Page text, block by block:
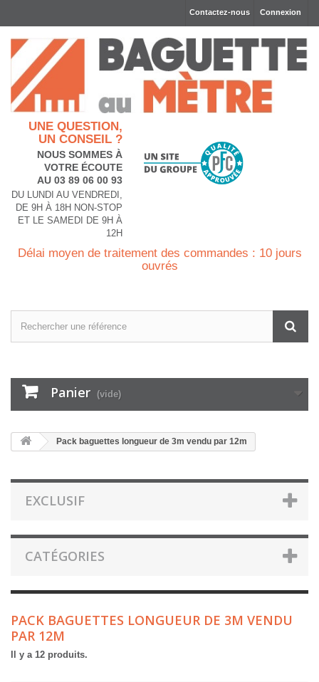
Connexion
Contactez-nous
UNE QUESTION,
UN CONSEIL ?
NOUS SOMMES À
VOTRE ÉCOUTE
AU 03 89 06 00 93
DU LUNDI AU VENDREDI,
DE 9H À 18H NON-STOP
ET LE SAMEDI DE 9H À
12H
Délai moyen de traitement des commandes : 10 jours
ouvrés
Panier (vide)
Pack baguettes longueur de 3m vendu par 12m
EXCLUSIF
CATÉGORIES
PACK BAGUETTES LONGUEUR DE 3M VENDU
PAR 12M
Il y a 12 produits.